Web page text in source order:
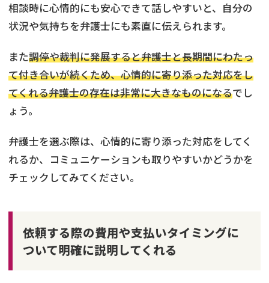
相談時に心情的にも安心できて話しやすいと、自分の
状況や気持ちを弁護士にも素直に伝えられます。
また調停や裁判に発展すると弁護士と長期間にわたっ
て付き合いが続くため、心情的に寄り添った対応をし
てくれる弁護士の存在は非常に大きなものになるでし
ょう。
弁護士を選ぶ際は、心情的に寄り添った対応をしてく
れるか、コミュニケーションも取りやすいかどうかを
チェックしてみてください。
依頼する際の費用や支払いタイミングに
ついて明確に説明してくれる